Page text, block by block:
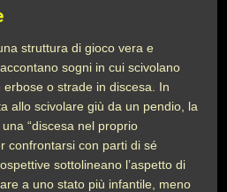
struttura di gioco vera e
sogni in cui scivolano
o strade in discesa. In
allo scivolare giù da un pendio, la
“discesa nel proprio
confrontarsi con parti di sé
sottolineano l’aspetto di
a uno stato più infantile, meno